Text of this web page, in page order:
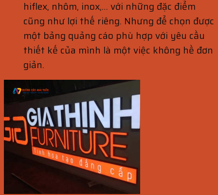
hiflex, nhôm, inox,… với những đặc điểm
cũng như lợi thế riêng. Nhưng để chọn được
một bảng quảng cáo phù hợp với yêu cầu
thiết kế của mình là một việc không hề đơn
giản.